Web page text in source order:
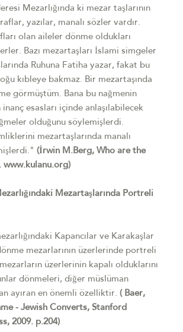
Mezarlığında ki mezar taşlarının
yazılar, manalı sözler vardır.
olan aileler dönme oldukları
Bazı mezartaşları İslami simgeler
Ruhuna Fatiha yazar, fakat bu
kıbleye bakmaz. Bir mezartaşında
görmüştüm. Bana bu nağmenin
inanç esasları içinde anlaşılabilecek
olduğunu söylemişlerdi.
mezartaşlarında manalı
(İrwin M.Berg, Who are the
www.kulanu.org)
Mezartaşlarında Portreli
Kapancılar ve Karakaşlar
mezarlarının üzerlerinde portreli
üzerlerinin kapalı olduklarını
dönmeleri, diğer müslüman
ayıran en önemli özelliktir. ( Baer,
- Jewish Converts, Stanford
2009. p.204)